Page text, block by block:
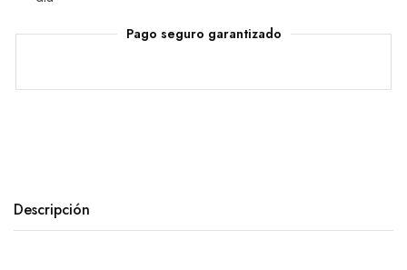
Pago seguro garantizado
Descripción